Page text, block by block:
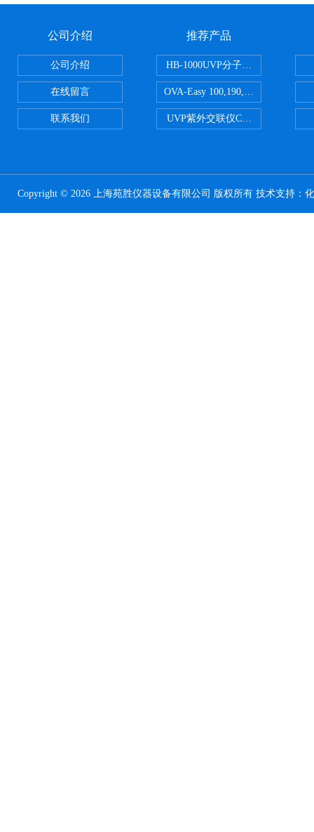
公司介绍
公司介绍
在线留言
联系我们
推荐产品
HB-1000UVP分子杂交箱
OVA-Easy 100,190,380,580英国
UVP紫外交联仪CL-1000
Copyright © 2026 上海苑胜仪器设备有限公司 版权所有 技术支持：